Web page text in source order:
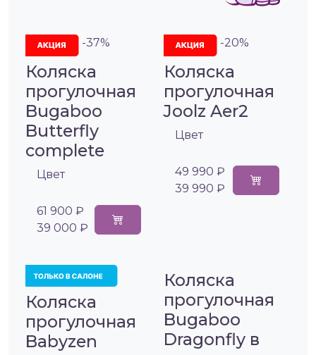
-37%
Коляска
прогулочная
Bugaboo
Butterfly
complete
Цвет
61 900 ₽
39 000 ₽
-20%
Коляска
прогулочная
Joolz Aer2
Цвет
49 990 ₽
39 990 ₽
Коляска
прогулочная
Babyzen
Коляска
прогулочная
Bugaboo
Dragonfly в